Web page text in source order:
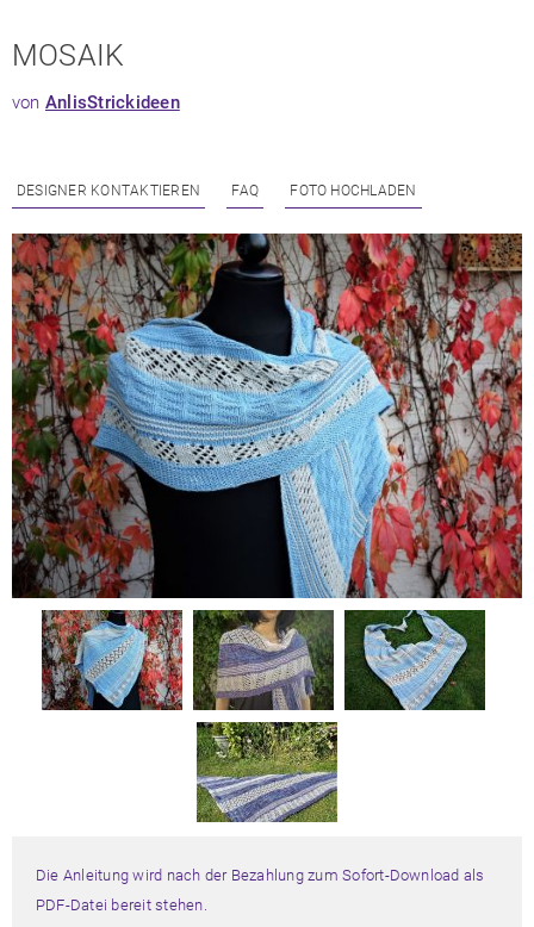
MOSAIK
von AnlisStrickideen
DESIGNER KONTAKTIEREN FAQ FOTO HOCHLADEN
Die Anleitung wird nach der Bezahlung zum Sofort-Download als
PDF-Datei bereit stehen.